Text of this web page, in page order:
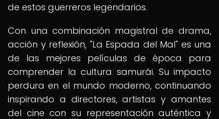
de estos guerreros legendarios.
Con una combinación magistral de drama,
acción y reflexión, "La Espada del Mal" es una
de las mejores películas de época para
comprender la cultura samurái. Su impacto
perdura en el mundo moderno, continuando
inspirando a directores, artistas y amantes
del cine con su representación auténtica y